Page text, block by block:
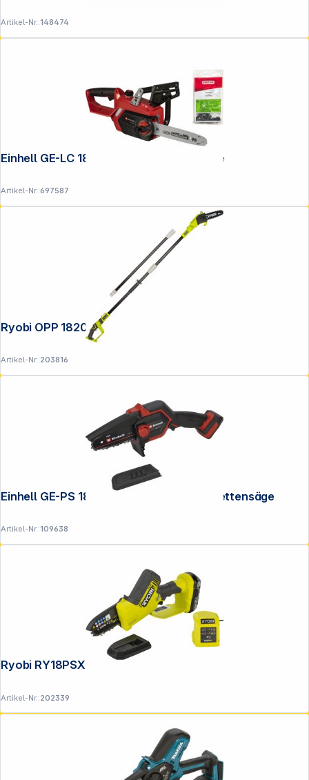
Artikel-Nr.:148474
Einhell GE-LC 18 Li solo Akku-Kettensäge
Artikel-Nr.:697587
Ryobi OPP 1820 Akku-Hochentaster
Artikel-Nr.:203816
Einhell GE-PS 18/15 Li BL solo Akku-Astkettensäge
Artikel-Nr.:109638
Artikel-Nr.:202339
Alle Preise exkl. gesetzl. Mehrwertsteuer zzgl.
Copyright © 2001 - 2026 DGH - Alle Rechte vorbehalten.